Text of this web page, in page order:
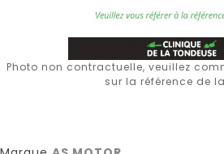
Photo non contractuelle, veuillez
sur la référence de